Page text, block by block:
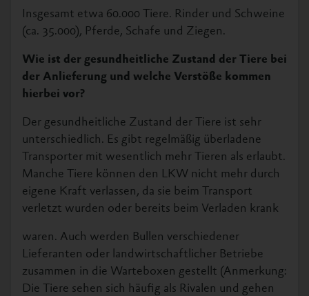
Insgesamt etwa 60.000 Tiere. Rinder und Schweine
(ca. 35.000), Pferde, Schafe und Ziegen.
Wie ist der gesundheitliche Zustand der Tiere bei
der Anlieferung und welche Verstöße kommen
hierbei vor?
Der gesundheitliche Zustand der Tiere ist sehr
unterschiedlich. Es gibt regelmäßig überladene
Transporter mit wesentlich mehr Tieren als erlaubt.
Manche Tiere können den LKW nicht mehr durch
eigene Kraft verlassen, da sie beim Transport
verletzt wurden oder bereits beim Verladen krank
waren. Auch werden Bullen verschiedener
Lieferanten oder landwirtschaftlicher Betriebe
zusammen in die Warteboxen gestellt (Anmerkung:
Die Tiere sehen sich häufig als Rivalen und gehen